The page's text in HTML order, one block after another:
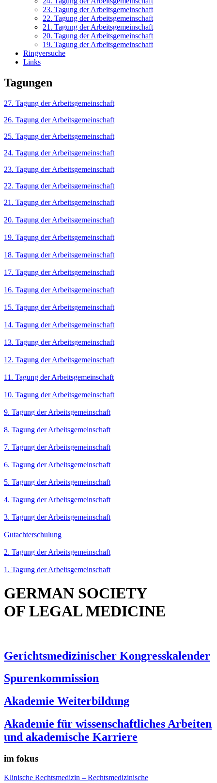
23. Tagung der Arbeitsgemeinschaft
22. Tagung der Arbeitsgemeinschaft
21. Tagung der Arbeitsgemeinschaft
20. Tagung der Arbeitsgemeinschaft
19. Tagung der Arbeitsgemeinschaft
Ringversuche
Links
Tagungen
27. Tagung der Arbeitsgemeinschaft
26. Tagung der Arbeitsgemeinschaft
25. Tagung der Arbeitsgemeinschaft
24. Tagung der Arbeitsgemeinschaft
23. Tagung der Arbeitsgemeinschaft
22. Tagung der Arbeitsgemeinschaft
21. Tagung der Arbeitsgemeinschaft
20. Tagung der Arbeitsgemeinschaft
19. Tagung der Arbeitsgemeinschaft
18. Tagung der Arbeitsgemeinschaft
17. Tagung der Arbeitsgemeinschaft
16. Tagung der Arbeitsgemeinschaft
15. Tagung der Arbeitsgemeinschaft
14. Tagung der Arbeitsgemeinschaft
13. Tagung der Arbeitsgemeinschaft
12. Tagung der Arbeitsgemeinschaft
11. Tagung der Arbeitsgemeinschaft
10. Tagung der Arbeitsgemeinschaft
9. Tagung der Arbeitsgemeinschaft
8. Tagung der Arbeitsgemeinschaft
7. Tagung der Arbeitsgemeinschaft
6. Tagung der Arbeitsgemeinschaft
5. Tagung der Arbeitsgemeinschaft
4. Tagung der Arbeitsgemeinschaft
3. Tagung der Arbeitsgemeinschaft
Gutachterschulung
2. Tagung der Arbeitsgemeinschaft
1. Tagung der Arbeitsgemeinschaft
GERMAN SOCIETY
OF LEGAL MEDICINE
Gerichtsmedizinischer Kongresskalender
Spurenkommission
Akademie Weiterbildung
Akademie für wissenschaftliches Arbeiten
und akademische Karriere
im fokus
Klinische Rechtsmedizin – Rechtsmedizinische